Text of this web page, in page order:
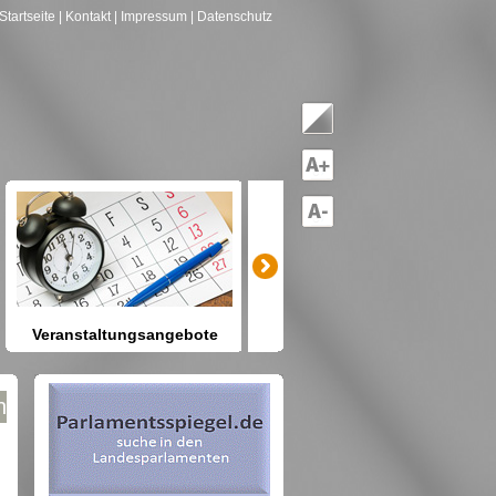
Startseite | Kontakt | Impressum | Datenschutz
Veranstaltungsangebote
Sie Berlin und seine Angebote?
Gruppen--->hier drücken